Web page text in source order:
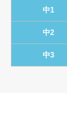
中1
中2
中3